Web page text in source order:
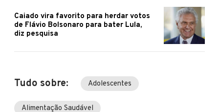
Caiado vira favorito para herdar votos
de Flávio Bolsonaro para bater Lula,
diz pesquisa
Tudo sobre: Adolescentes
Alimentação Saudável